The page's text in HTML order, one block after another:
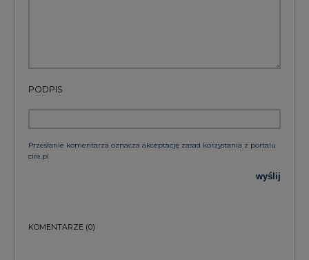
Przesłanie komentarza oznacza akceptację zasad korzystania z portalu